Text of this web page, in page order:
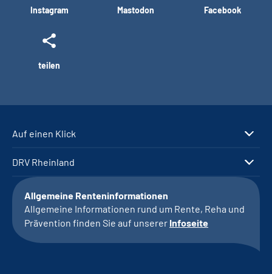
Instagram Mastodon Facebook
teilen
Auf einen Klick
DRV Rheinland
Allgemeine Renteninformationen
Allgemeine Informationen rund um Rente, Reha und
Prävention finden Sie auf unserer Infoseite